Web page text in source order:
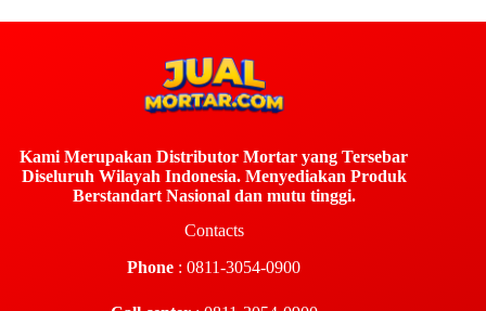
Kami Merupakan Distributor Mortar yang Tersebar
Diseluruh Wilayah Indonesia. Menyediakan Produk
Berstandart Nasional dan mutu tinggi.
Contacts
Phone : 0811-3054-0900